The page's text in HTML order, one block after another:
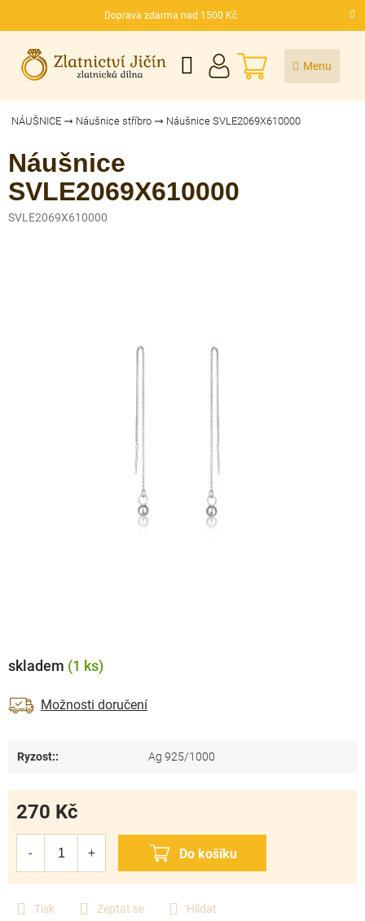
Doprava zdarma nad 1500 Kč
CZK
NÁKUPNÍ
KOŠÍK
NÁUŠNICE Náušnice stříbro Náušnice SVLE2069X610000
Náušnice
SVLE2069X610000
SVLE2069X610000
Tisk Zeptat se Hlídat
skladem (1 ks)
Možnosti doručení
270 Kč
Ryzost:: Ag 925/1000